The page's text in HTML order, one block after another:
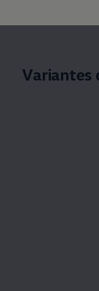
Variantes